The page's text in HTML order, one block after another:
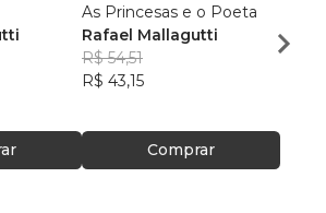
As Princesas e o Poeta
Rafael Mallagutti
R$ 54,51
R$ 43,15
Comprar
R$